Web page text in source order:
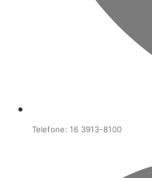
Telefone: 16 3913-8100